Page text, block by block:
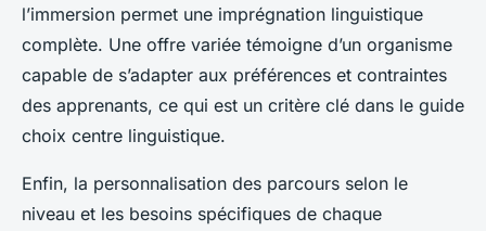
l’immersion permet une imprégnation linguistique
complète. Une offre variée témoigne d’un organisme
capable de s’adapter aux préférences et contraintes
des apprenants, ce qui est un critère clé dans le guide
choix centre linguistique.
Enfin, la personnalisation des parcours selon le
niveau et les besoins spécifiques de chaque